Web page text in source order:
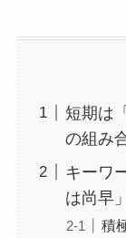
短期は
の組み
キーワ
は尚早
積